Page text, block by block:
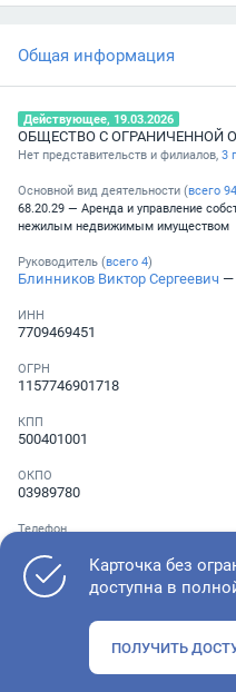
Общая информация
Действующее, 19.03.2026
ОБЩЕСТВО С ОГРАНИЧЕННОЙ
Нет представительств и филиалов, 3
Основной вид деятельности (всего 94
68.20.29 — Аренда и управление
нежилым недвижимым имуществом
Руководитель (всего 4)
Блинников Виктор Сергеевич —
ИНН
7709469451
ОГРН
1157746901718
КПП
500401001
ОКПО
03989780
Телефон
Как оценить состояние
Карточка без
доступна в
ПОЛУЧИТЬ